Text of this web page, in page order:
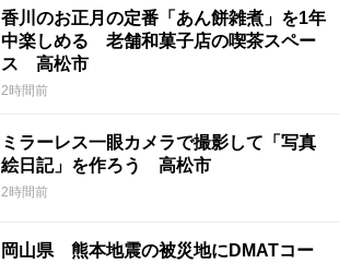
香川のお正月の定番「あん餅雑煮」を1年
中楽しめる 老舗和菓子店の喫茶スペー
ス 高松市
2時間前
ミラーレス一眼カメラで撮影して「写真
絵日記」を作ろう 高松市
2時間前
岡山県 熊本地震の被災地にDMATコー